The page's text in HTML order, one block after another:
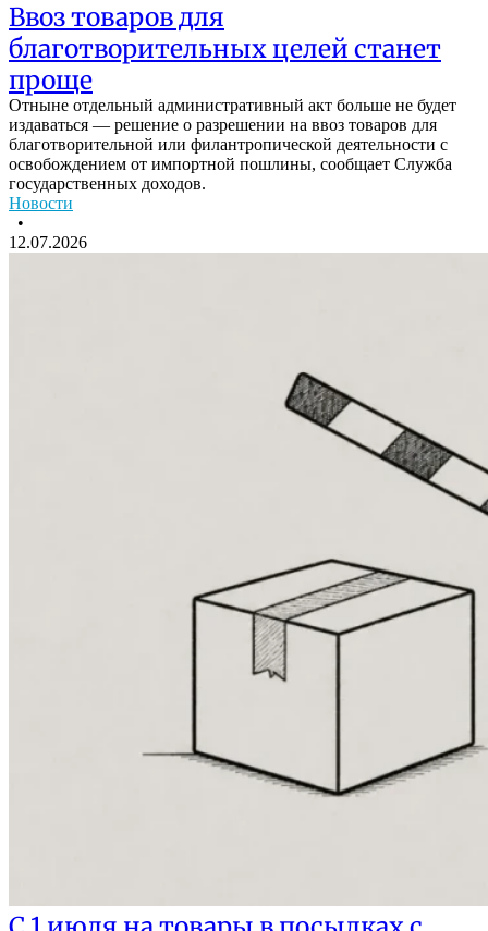
Ввоз товаров для
благотворительных целей станет
проще
Отныне отдельный административный акт больше не будет
издаваться — решение о разрешении на ввоз товаров для
благотворительной или филантропической деятельности с
освобождением от импортной пошлины, сообщает Служба
государственных доходов.
Новости
•
12.07.2026